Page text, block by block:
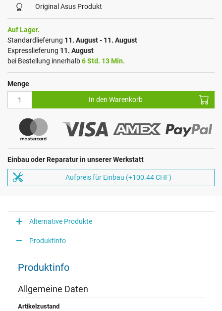
Original Asus Produkt
Auf Lager.
Standardlieferung 11. August - 11. August
Expresslieferung 11. August
bei Bestellung innerhalb6 Std. 13 Min.
Menge
In den Warenkorb
Einbau oder Reparatur in unserer Werkstatt
Aufpreis für Einbau (+100.44 CHF)
Alternative Produkte
Produktinfo
Produktinfo
Allgemeine Daten
Artikelzustand